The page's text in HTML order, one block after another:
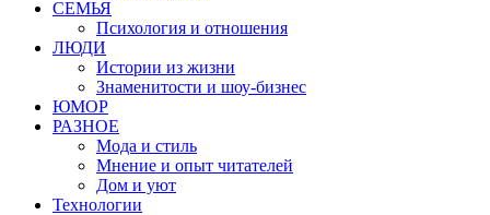
СЕМЬЯ
Психология и отношения
ЛЮДИ
Истории из жизни
Знаменитости и шоу-бизнес
ЮМОР
РАЗНОЕ
Мода и стиль
Мнение и опыт читателей
Дом и уют
Технологии